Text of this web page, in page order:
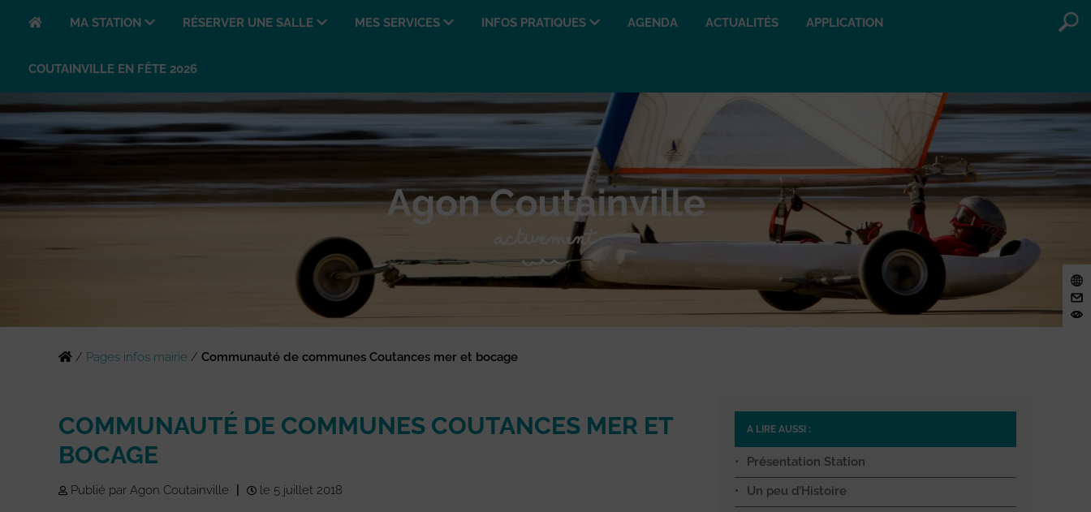
MA STATION RÉSERVER UNE SALLE MES SERVICES INFOS PRATIQUES AGENDA ACTUALITÉS APPLICATION
COUTAINVILLE EN FÊTE 2026
/ Pages infos mairie / Communauté de communes Coutances mer et bocage
COMMUNAUTÉ DE COMMUNES COUTANCES MER ET
BOCAGE
Publié par Agon Coutainville le 5 juillet 2018
A LIRE AUSSI :
Présentation Station
Un peu d’Histoire